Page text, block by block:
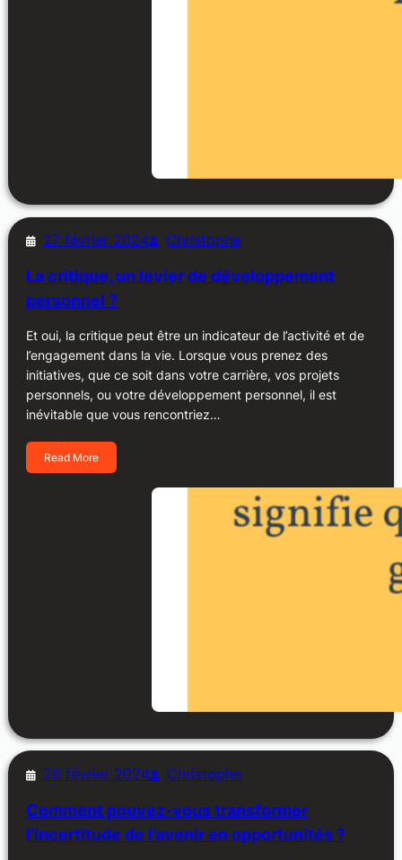
27 février 2024 Christophe
La critique, un levier de développement
personnel ?
Et oui, la critique peut être un indicateur de l’activité et de
l’engagement dans la vie. Lorsque vous prenez des
initiatives, que ce soit dans votre carrière, vos projets
personnels, ou votre développement personnel, il est
inévitable que vous rencontriez…
Read More
26 février 2024 Christophe
Comment pouvez-vous transformer
l’incertitude de l’avenir en opportunités ?